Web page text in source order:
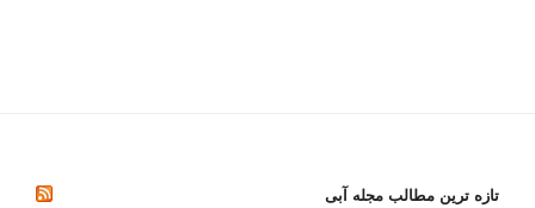
تازه ترین مطالب مجله آبی